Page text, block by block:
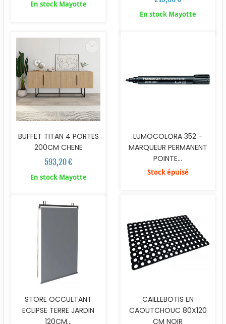
En stock Mayotte
En stock Mayotte
BUFFET TITAN 4 PORTES
200CM CHENE
593,20 €
En stock Mayotte
LUMOCOLORA 352 -
MARQUEUR PERMANENT
POINTE...
Stock épuisé
STORE OCCULTANT
ECLIPSE TERRE JARDIN
120CM...
CAILLEBOTIS EN
CAOUTCHOUC 80X120
CM NOIR